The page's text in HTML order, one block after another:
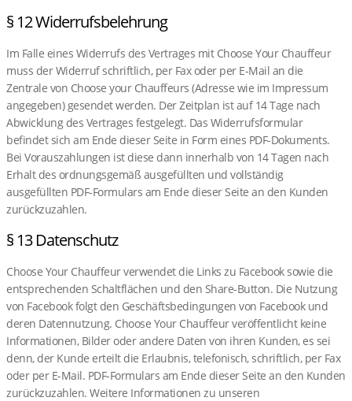
§ 12 Widerrufsbelehrung
Im Falle eines Widerrufs des Vertrages mit Choose Your Chauffeur
muss der Widerruf schriftlich, per Fax oder per E-Mail an die
Zentrale von Choose your Chauffeurs (Adresse wie im Impressum
angegeben) gesendet werden. Der Zeitplan ist auf 14 Tage nach
Abwicklung des Vertrages festgelegt. Das Widerrufsformular
befindet sich am Ende dieser Seite in Form eines PDF-Dokuments.
Bei Vorauszahlungen ist diese dann innerhalb von 14 Tagen nach
Erhalt des ordnungsgemäß ausgefüllten und vollständig
ausgefüllten PDF-Formulars am Ende dieser Seite an den Kunden
zurückzuzahlen.
§ 13 Datenschutz
Choose Your Chauffeur verwendet die Links zu Facebook sowie die
entsprechenden Schaltflächen und den Share-Button. Die Nutzung
von Facebook folgt den Geschäftsbedingungen von Facebook und
deren Datennutzung. Choose Your Chauffeur veröffentlicht keine
Informationen, Bilder oder andere Daten von ihren Kunden, es sei
denn, der Kunde erteilt die Erlaubnis, telefonisch, schriftlich, per Fax
oder per E-Mail. PDF-Formulars am Ende dieser Seite an den Kunden
zurückzuzahlen. Weitere Informationen zu unseren